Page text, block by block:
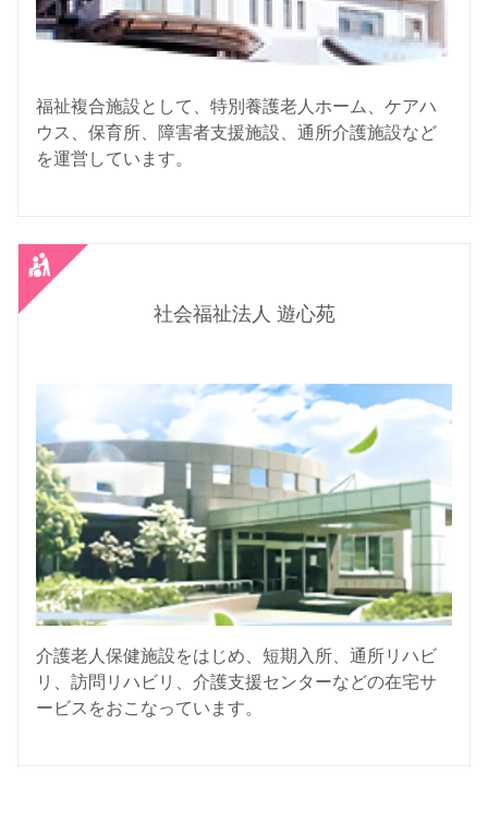
福祉複合施設として、特別養護老人ホーム、ケアハ
ウス、保育所、障害者支援施設、通所介護施設など
を運営しています。
社会福祉法人 遊心苑
介護老人保健施設をはじめ、短期入所、通所リハビ
リ、訪問リハビリ、介護支援センターなどの在宅サ
ービスをおこなっています。